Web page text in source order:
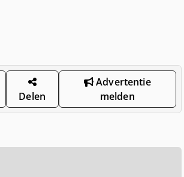
Delen
Advertentie
melden